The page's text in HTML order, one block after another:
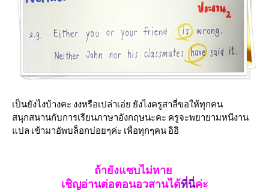
เป็นยังไงบ้างคะ งงหรือเปล่าเอ่ย ยังไงครูสาลี่ขอให้ทุกคน
สนุกสนานกับการเรียนภาษาอังกฤษนะคะ ครูจะพยายามหนีงาน
แปล เข้ามาอัพบล็อกบ่อยๆค่ะ เพื่อทุกๆคน อิอิ
ถ้ายังแซบไม่หาย
เชิญอ่านต่อตอนอวสานได้ที่นี่ค่ะ